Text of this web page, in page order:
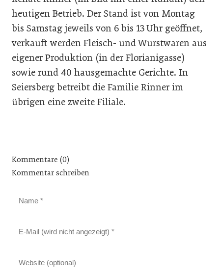
heutigen Betrieb. Der Stand ist von Montag
bis Samstag jeweils von 6 bis 13 Uhr geöffnet,
verkauft werden Fleisch- und Wurstwaren aus
eigener Produktion (in der Florianigasse)
sowie rund 40 hausgemachte Gerichte. In
Seiersberg betreibt die Familie Rinner im
übrigen eine zweite Filiale.
Kommentare (0)
Kommentar schreiben